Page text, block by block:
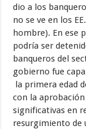
dio a los
no se ve en los
hombre). En ese
podría ser
banqueros del
gobierno fue
la primera edad
con la
significativas en
resurgimiento de